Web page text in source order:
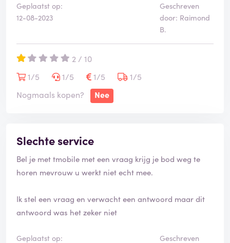
Trek zelf je conclusie over de betrouwbaarheid van T-
Mobile......
Geplaatst op:
12-08-2023
Geschreven
door: Raimond
B.
2 / 10
1/5
1/5 1/5
1/5
Nogmaals kopen?
Nee
Slechte service
Bel je met tmobile met een vraag krijg je bod weg te
horen mevrouw u werkt niet echt mee.
Ik stel een vraag en verwacht een antwoord maar dit
antwoord was het zeker niet
Geplaatst op:
Geschreven